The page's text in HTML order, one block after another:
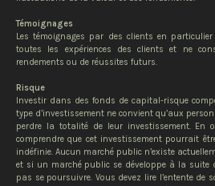
Témoignages
Les témoignages par des clients en
toutes les expériences des clients et ne
rendements ou de réussites futurs.
Risque
Investir dans des fonds de capital-risque
type d’investissement ne convient qu’aux
perdre la totalité de leur investissement. En
comprendre que cet investissement pourrait
indéfinie. Aucun marché public n’existe
et si un marché public se développe à la suite
pas se poursuivre. Vous devez lire l’entente de